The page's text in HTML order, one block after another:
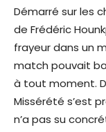
Démarré sur les
de Frédéric
frayeur dans un
match pouvait
à tout moment.
Missérété s’est
n’a pas su